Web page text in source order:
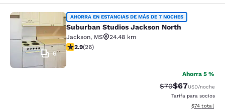
Suburban Studios Jackson North
6
AHORRA EN ESTANCIAS DE MÁS DE 7 NOCHES
Suburban Studios Jackson North
Jackson, MS
24.48 km
calificación de 2.85 estrellas. Feria. 26 reseñas
2.9(26)
Ahorra 5 %
Precio tachado:
$70Precio con
$67USD/noche
Tarifa para socios
Ver detalles
$74 total